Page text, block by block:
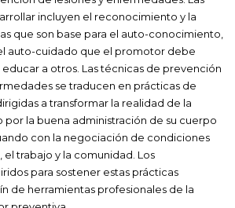
incluyen el reconocimiento y la
que son base para el auto-conocimiento,
auto-cuidado que el promotor debe
a otros. Las técnicas de prevención
se traducen en prácticas de
a transformar la realidad de la
la buena administración de su cuerpo
con la negociación de condiciones
el trabajo y la comunidad. Los
para sostener estas prácticas
de herramientas profesionales de la